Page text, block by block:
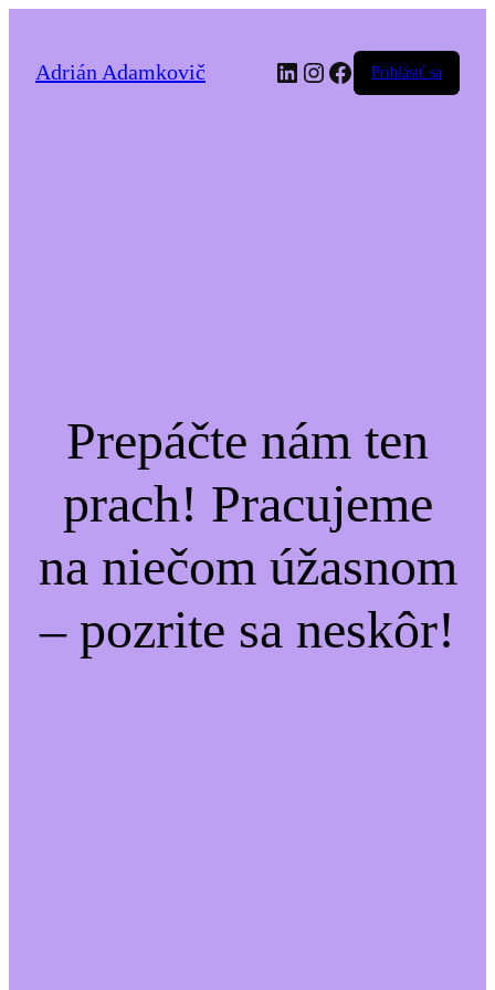
Adrián Adamkovič LinkedIn
Instagram
Facebook
Prihlásiť sa
Prepáčte nám ten
prach! Pracujeme
na niečom úžasnom
– pozrite sa neskôr!